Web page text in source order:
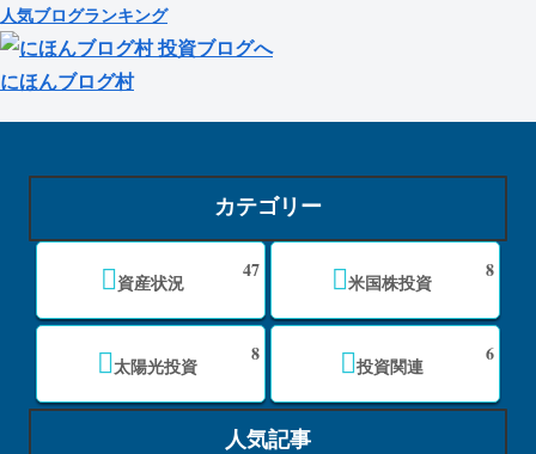
人気ブログランキング
にほんブログ村
カテゴリー
資産状況
47
米国株投資
8
太陽光投資
8
投資関連
6
人気記事